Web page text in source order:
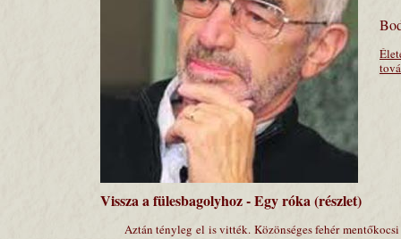
Vissza a fülesbagolyhoz - Egy róka (részlet)
Aztán tényleg el is vitték. Közönséges fehér mentőkocsi